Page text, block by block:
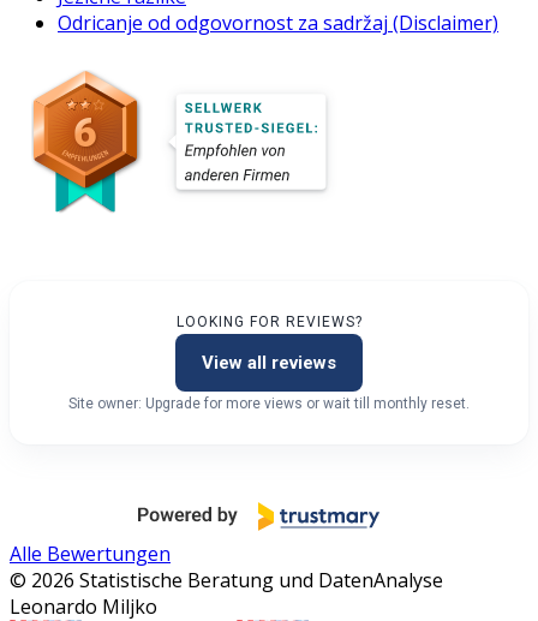
Odricanje od odgovornost za sadržaj (Disclaimer)
LOOKING FOR REVIEWS?
View all reviews
Site owner: Upgrade for more views or wait till monthly reset.
Alle Bewertungen
© 2026 Statistische Beratung und DatenAnalyse
Leonardo Miljko